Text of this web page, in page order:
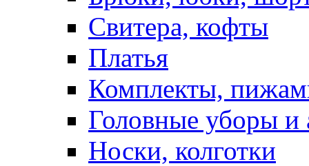
Свитера, кофты
Платья
Комплекты,
Головные уборы и
Носки, колготки